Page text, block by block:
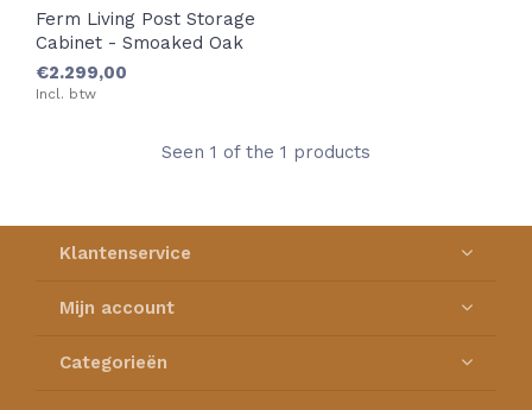
Ferm Living Post Storage
Cabinet - Smoaked Oak
€2.299,00
Incl. btw
Seen 1 of the 1 products
Klantenservice
Mijn account
Categorieën